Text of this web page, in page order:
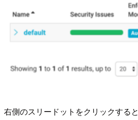
右側のスリードットをクリックする